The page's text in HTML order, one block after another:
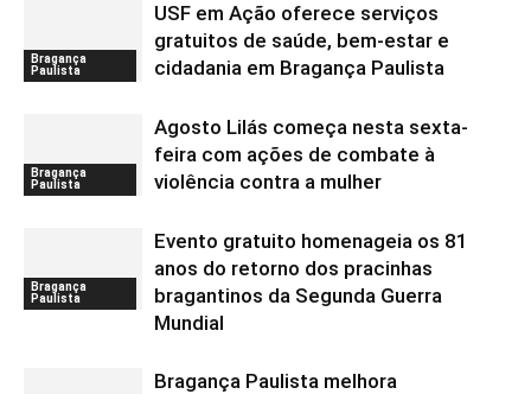
Bragança
Paulista
USF em Ação oferece serviços
gratuitos de saúde, bem-estar e
cidadania em Bragança Paulista
Bragança
Paulista
Agosto Lilás começa nesta sexta-
feira com ações de combate à
violência contra a mulher
Bragança
Paulista
Evento gratuito homenageia os 81
anos do retorno dos pracinhas
bragantinos da Segunda Guerra
Mundial
Bragança Paulista melhora